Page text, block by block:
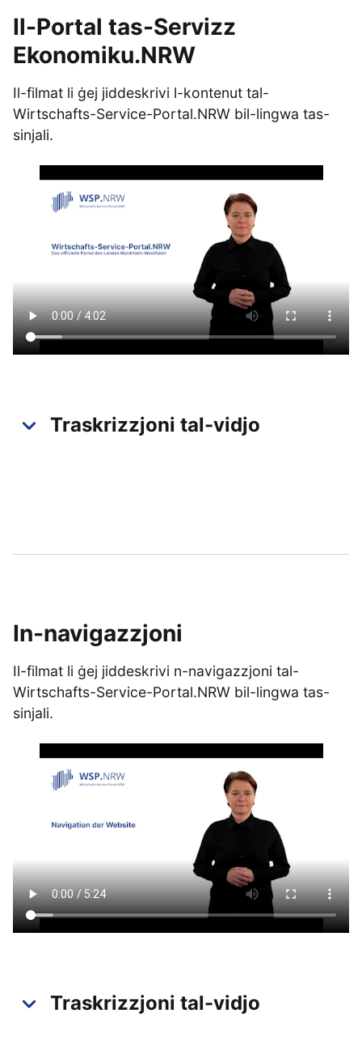
Il-Portal tas-Servizz
Ekonomiku.NRW
Il-filmat li ġej jiddeskrivi l-kontenut tal-
Wirtschafts-Service-Portal.NRW bil-lingwa tas-
sinjali.
Traskrizzjoni tal-vidjo
In-navigazzjoni
Il-filmat li ġej jiddeskrivi n-navigazzjoni tal-
Wirtschafts-Service-Portal.NRW bil-lingwa tas-
sinjali.
Traskrizzjoni tal-vidjo